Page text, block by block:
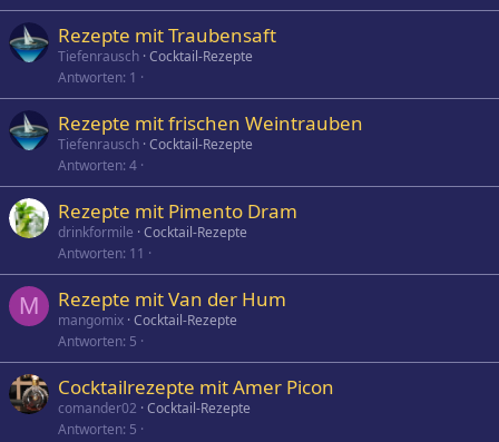
Rezepte mit Traubensaft
Tiefenrausch Cocktail-Rezepte
Antworten 1
Rezepte mit frischen Weintrauben
Tiefenrausch Cocktail-Rezepte
Antworten 4
Rezepte mit Pimento Dram
drinkformile Cocktail-Rezepte
Antworten 11
M Rezepte mit Van der Hum
mangomix Cocktail-Rezepte
Antworten 5
Cocktailrezepte mit Amer Picon
comander02 Cocktail-Rezepte
Antworten 5